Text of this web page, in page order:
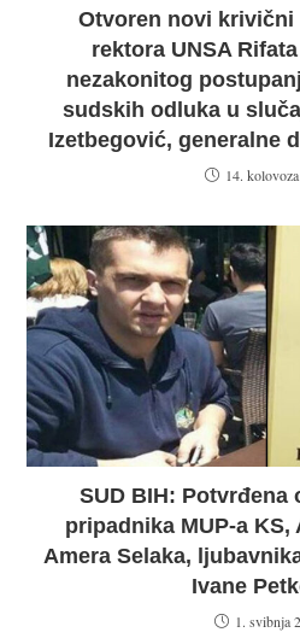
Otvoren novi
rektora UNSA
nezakonitog
sudskih odluka u
Izetbegović, generalne
14.
SUD BIH: Potvrđena
pripadnika MUP-a
Amera Selaka,
Ivane
1. svibnja